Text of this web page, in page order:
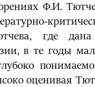
Ф.И.
где
в те годы
оценивая